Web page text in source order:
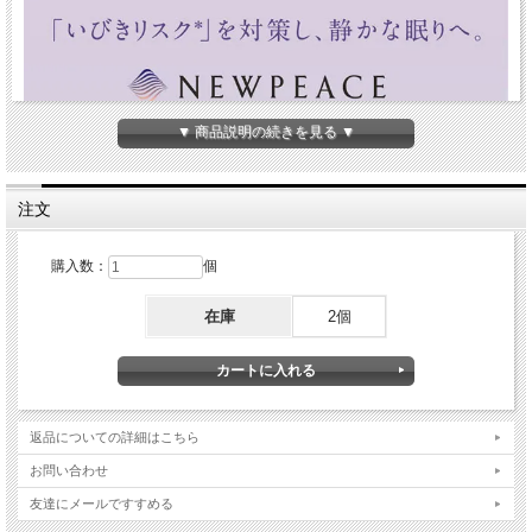
▼ 商品説明の続きを見る ▼
注文
購入数： 個
在庫 2個
返品についての詳細はこちら
お問い合わせ
友達にメールですすめる